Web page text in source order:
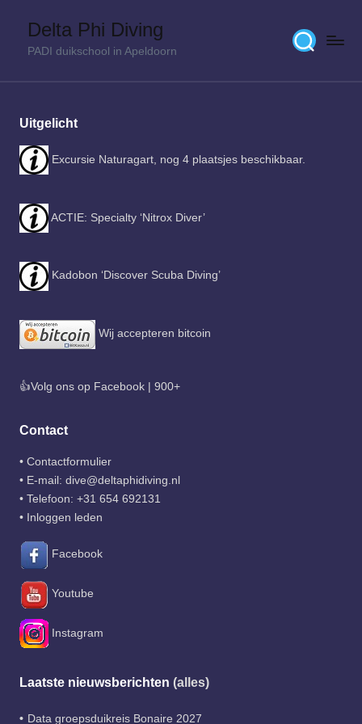
Delta Phi Diving
PADI duikschool in Apeldoorn
Uitgelicht
Excursie Naturagart, nog 4 plaatsjes beschikbaar.
ACTIE: Specialty ‘Nitrox Diver’
Kadobon ‘Discover Scuba Diving’
Wij accepteren bitcoin
👍Volg ons op Facebook | 900+
Contact
• Contactformulier
• E-mail: dive@deltaphidiving.nl
• Telefoon: +31 654 692131
• Inloggen leden
Facebook
Youtube
Instagram
Laatste nieuwsberichten (alles)
Data groepsduikreis Bonaire 2027